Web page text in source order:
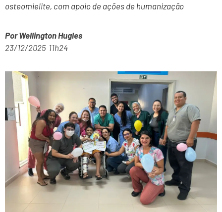
osteomielite, com apoio de ações de humanização
PorWellington Hugles
23/12/2025 11h24